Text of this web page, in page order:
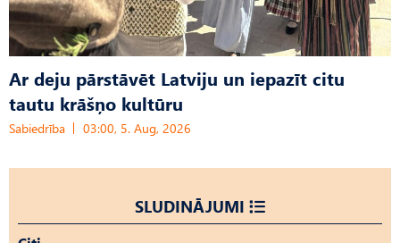
Ar deju pārstāvēt Latviju un iepazīt citu
tautu krāšņo kultūru
Sabiedrība 03:00, 5. Aug, 2026
SLUDINĀJUMI